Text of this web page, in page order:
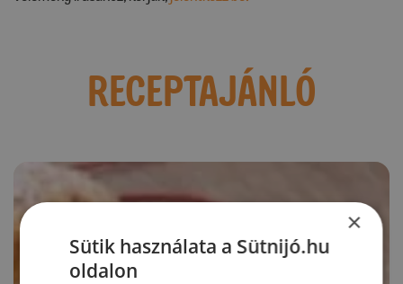
RECEPTAJÁNLÓ
×
Sütik használata a Sütnijó.hu
oldalon